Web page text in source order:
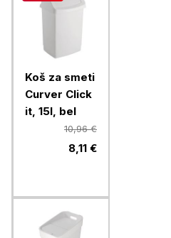
Koš za smeti
Curver Click
it, 15l, bel
10,96 €
8,11 €